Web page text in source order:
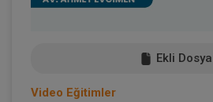
Ekli Dosya
Video Eğitimler